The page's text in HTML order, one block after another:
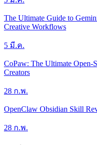
The Ultimate Guide to
Creative Workflows
5 มี.ค.
CoPaw: The Ultimate Open-
Creators
28 ก.พ.
OpenClaw Obsidian Skill
28 ก.พ.